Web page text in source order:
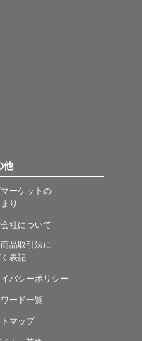
他
ーケットの
り
社について
品取引法に
表記
バシーポリシー
ード一覧
マップ